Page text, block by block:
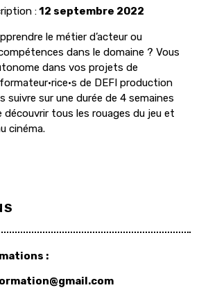
:12 septembre 2022
le métier d’acteur ou
dans le domaine ? Vous
dans vos projets de
de DEFI production
suivre sur une durée de 4 semaines
découvrir tous les rouages du jeu et
cinéma.
: